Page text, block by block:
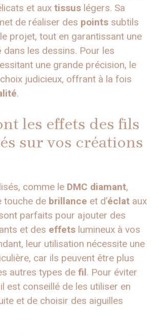
et aux tissus légers. Sa
de réaliser des points subtils
projet, tout en garantissant une
dans les dessins. Pour les
une grande précision, le
judicieux, offrant à la fois
.
les effets des fils
sur vos créations
comme le DMC diamant,
touche de brillance et d’éclat aux
parfaits pour ajouter des
et des effets lumineux à vos
leur utilisation nécessite une
car ils peuvent être plus
autres types de fil. Pour éviter
est conseillé de les utiliser en
et de choisir des aiguilles